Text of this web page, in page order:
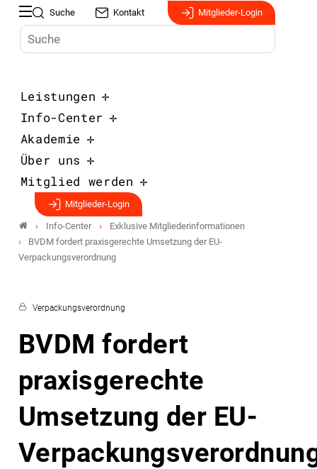
Suche Kontakt Mitglieder-Login
Leistungen
Info-Center
Akademie
Über uns
Mitglied werden
Mitglieder-Login
Info-Center
Exklusive Mitgliederinformationen
BVDM fordert praxisgerechte Umsetzung der EU-
Verpackungsverordnung
Verpackungsverordnung
BVDM fordert
praxisgerechte
Umsetzung der EU-